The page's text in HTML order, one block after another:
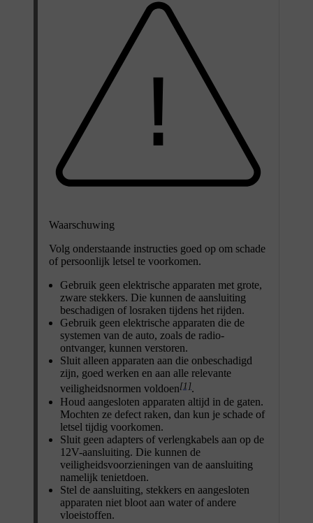
Waarschuwing
Volg onderstaande instructies goed op om schade
of persoonlijk letsel te voorkomen.
Gebruik geen elektrische apparaten met grote,
zware stekkers. Die kunnen de aansluiting
beschadigen of losraken tijdens het rijden.
Gebruik geen elektrische apparaten die de
systemen van de auto, zoals de radio-
ontvanger, kunnen verstoren.
Sluit alleen apparaten aan die onbeschadigd
zijn, goed werken en aan alle relevante
veiligheidsnormen voldoen[1].
Houd aangesloten apparaten altijd in de gaten.
Mochten ze defect raken, dan kun je schade of
letsel tijdig voorkomen.
Sluit geen adapters of verlengkabels aan op de
12V-aansluiting. Die kunnen de
veiligheidsvoorzieningen van de aansluiting
namelijk tenietdoen.
Stel de aansluiting, stekkers en aangesloten
apparaten niet bloot aan water of andere
vloeistoffen.